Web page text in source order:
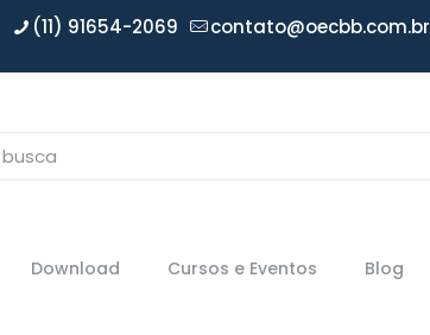
(11) 91654-2069 contato@oecbb.com.br
Download Cursos e Eventos Blog